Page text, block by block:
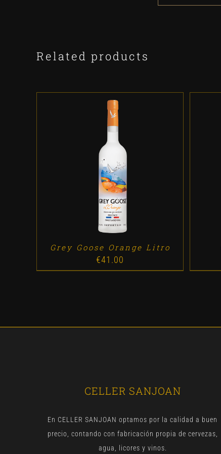
Related products
ADD TO CART / DETALLES
Grey Goose Orange Litro
€41.00
CELLER SANJOAN
En CELLER SANJOAN optamos por la calidad a buen
precio, contando con fabricación propia de cervezas,
agua, licores y vinos.